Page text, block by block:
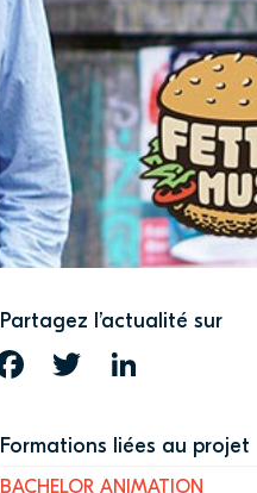
Partagez l’actualité sur
FACEBOOKTWITTER
Formations liées au projet
BACHELOR ANIMATION